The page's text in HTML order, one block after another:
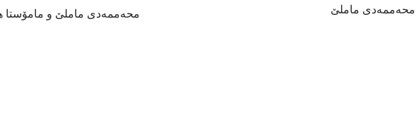
محەممەدی ماملێ محەممەدی ماملێ و مامۆستا